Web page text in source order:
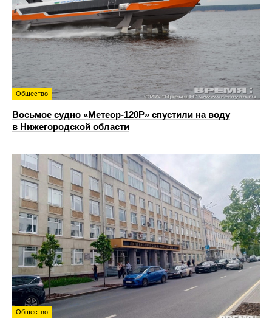
Общество
Восьмое судно «Метеор-120Р» спустили на воду
в Нижегородской области
Общество